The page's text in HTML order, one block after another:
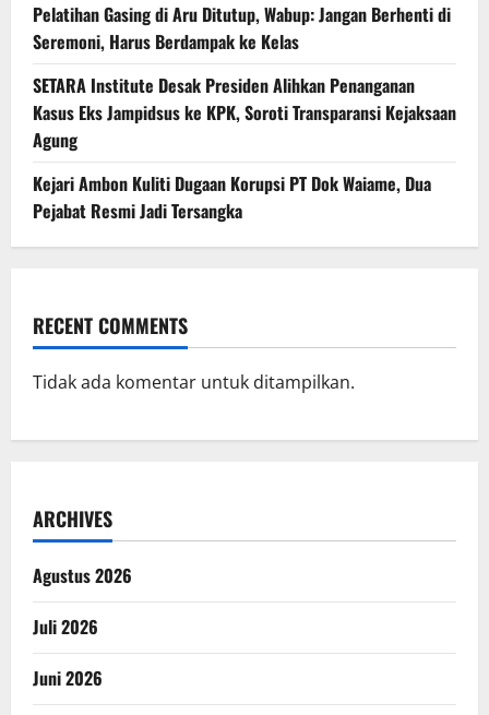
Pelatihan Gasing di Aru Ditutup, Wabup: Jangan Berhenti di
Seremoni, Harus Berdampak ke Kelas
SETARA Institute Desak Presiden Alihkan Penanganan
Kasus Eks Jampidsus ke KPK, Soroti Transparansi Kejaksaan
Agung
Kejari Ambon Kuliti Dugaan Korupsi PT Dok Waiame, Dua
Pejabat Resmi Jadi Tersangka
RECENT COMMENTS
Tidak ada komentar untuk ditampilkan.
ARCHIVES
Agustus 2026
Juli 2026
Juni 2026